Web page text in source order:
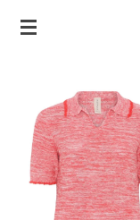
Ga
hoofdinhoud